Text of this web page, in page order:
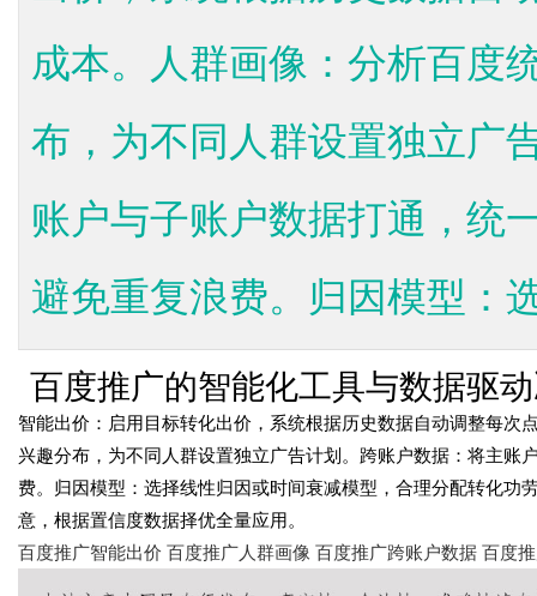
成本。人群画像：分析百度
布，为不同人群设置独立广
账户与子账户数据打通，统
避免重复浪费。归因模型：
百度推广的智能化工具与数据驱
time： 2026-05-10 19:11:41 onclick： 4
智能出价：启用目标转化出价，系统根据历史数据自动调整每
兴趣分布，为不同人群设置独立广告计划。跨账户数据：将主
费。归因模型：选择线性归因或时间衰减模型，合理分配转化
意，根据置信度数据择优全量应用。
百度推广智能出价 百度推广人群画像 百度推广跨账户数据 百度